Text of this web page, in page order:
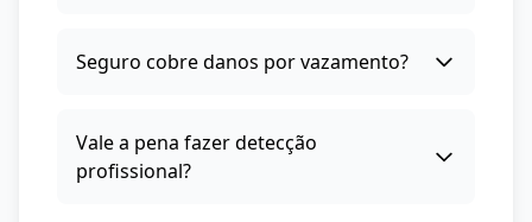
Seguro cobre danos por vazamento?
Vale a pena fazer detecção
profissional?